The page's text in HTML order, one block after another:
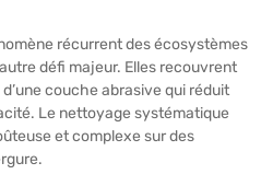
récurrent des écosystèmes
défi majeur. Elles recouvrent
couche abrasive qui réduit
Le nettoyage systématique
et complexe sur des